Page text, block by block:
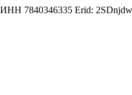
7840346335 Erid: